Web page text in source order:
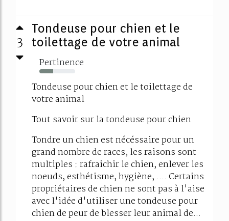
3
Tondeuse pour chien et le
toilettage de votre animal
Pertinence
39%
Tondeuse pour chien et le toilettage de
votre animal
Tout savoir sur la tondeuse pour chien
Tondre un chien est nécéssaire pour un
grand nombre de races, les raisons sont
multiples : rafraichir le chien, enlever les
noeuds, esthétisme, hygiène, .... Certains
propriétaires de chien ne sont pas à l'aise
avec l'idée d'utiliser une tondeuse pour
chien de peur de blesser leur animal de...